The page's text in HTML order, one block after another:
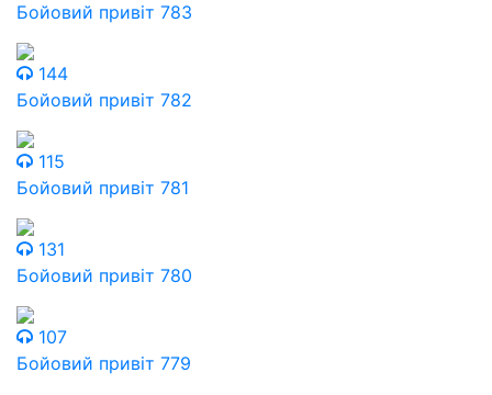
Бойовий привіт 783
144
Бойовий привіт 782
115
Бойовий привіт 781
131
Бойовий привіт 780
107
Бойовий привіт 779